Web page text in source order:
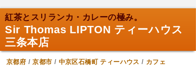
紅茶とスリランカ・カレーの極み。
Sir Thomas LIPTON ティーハウス
三条本店
京都府 /京都市 / 中京区石橋町 ティーハウス / カフェ